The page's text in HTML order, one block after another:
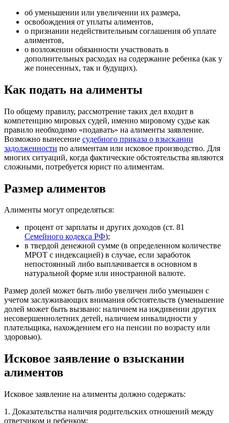
об уменьшении или увеличении их размера,
освобождения от уплаты алиментов,
о признании недействительным соглашения об уплате
алиментов,
о возложении обязанности участвовать в
дополнительных расходах на содержание ребенка (как у
же понесенных, так и будущих).
Как подать на алименты
По общему правилу, рассмотрение таких дел входит в
компетенцию мировых судей, именно мировому судье как
правило необходимо «подавать» на алименты заявление.
Возможно вынесение судебного приказа о взыскании
задолженности по алиментам или исковое производство. Для
многих ситуаций, когда фактические обстоятельства являются
сложными, потребуется юрист по алиментам.
Размер алиментов
Алименты могут определяться:
процент от зарплаты и других доходов (ст. 81
Семейного кодекса РФ);
в твердой денежной сумме (в определенном количестве
МРОТ с индексацией) в случае, если заработок
непостоянный либо выплачивается в основном в
натуральной форме или иностранной валюте.
Размер долей может быть либо увеличен либо уменьшен с
учетом заслуживающих внимания обстоятельств (уменьшение
долей может быть вызвано: наличием на иждивении других
несовершеннолетних детей, наличием инвалидности у
плательщика, нахождением его на пенсии по возрасту или
здоровью).
Исковое заявление о взыскании
алиментов
Исковое заявление на алименты должно содержать:
1. Доказательства наличия родительских отношений между
ответчиком и ребенком;